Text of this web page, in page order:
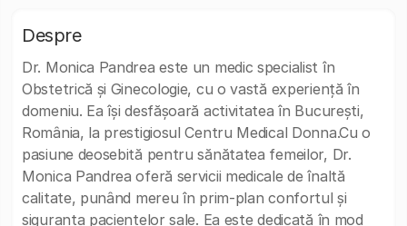
Despre
Dr. Monica Pandrea este un medic specialist în
Obstetrică și Ginecologie, cu o vastă experiență în
domeniu. Ea își desfășoară activitatea în București,
România, la prestigiosul Centru Medical Donna.Cu o
pasiune deosebită pentru sănătatea femeilor, Dr.
Monica Pandrea oferă servicii medicale de înaltă
calitate, punând mereu în prim-plan confortul și
siguranța pacientelor sale. Ea este dedicată în mod